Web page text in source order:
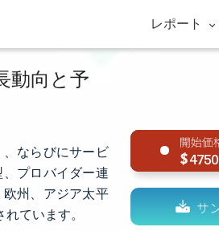
レポート
動向と予
ならびにサービ
プロバイダー連
州、アジア太平
ています。
4750